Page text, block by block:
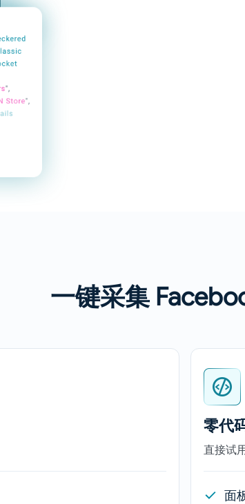
一键采集
零代
直接试
面